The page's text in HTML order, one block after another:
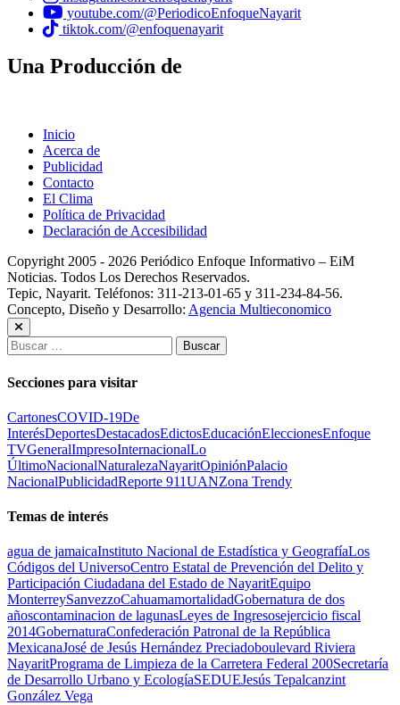
youtube.com/@PeriodicoEnfoqueNayarit
tiktok.com/@enfoquenayarit
Una Producción de
Inicio
Acerca de
Publicidad
Contacto
El Clima
Política de Privacidad
Declaración de Accesibilidad
Copyright 2005 - 2026 Periódico Enfoque Informativo – EiM
Noticias. Todos Los Derechos Reservados.
Tepic, Nayarit. Teléfonos: 311-213-01-65 y 311-234-84-56.
Concepto, Diseño y Desarrollo: Agencia Multieconomico
Buscar:
Secciones para visitar
CartonesCOVID-19De
InterésDeportesDestacadosEdictosEducaciónEleccionesEnfoque
TVGeneralImpresoInternacionalLo
ÚltimoNacionalNaturalezaNayaritOpiniónPalacio
NacionalPublicidadReporte 911UANZona Trendy
Temas de interés
agua de jamaicaInstituto Nacional de Estadística y GeografíaLos
Códigos del UniversoCentro Estatal de Prevención del Delito y
Participación Ciudadana del Estado de NayaritEquipo
MonterreySanvezzoCahuamamortalidadGobernatura de dos
añoscontaminacion de lagunasLeyes de Ingresosejercicio fiscal
2014GobernaturaConfederación Patronal de la República
MexicanaJosé de Jesús Hernández Preciadoboulevard Riviera
NayaritPrograma de Limpieza de la Carretera Federal 200Secretaría
de Desarrollo Urbano y EcologíaSEDUEJesús Tepalcanzint
González Vega